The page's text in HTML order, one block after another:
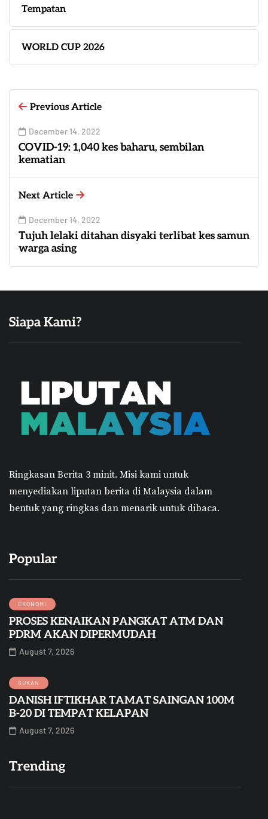
Tempatan
WORLD CUP 2026
Previous Article
December 14, 2022
COVID-19: 1,040 kes baharu, sembilan
kematian
Next Article
December 14, 2022
Tujuh lelaki ditahan disyaki terlibat kes samun
warga asing
Siapa Kami?
Ringkasan Berita 3 minit. Misi kami untuk
menyediakan liputan berita di Malaysia dalam
bentuk yang ringkas dan menarik untuk dibaca.
Popular
EKONOMI
PROSES KENAIKAN PANGKAT ATM DAN
PDRM AKAN DIPERMUDAH
August 7, 2026
SUKAN
DANISH IFTIKHAR TAMAT SAINGAN 100M
B-20 DI TEMPAT KELAPAN
August 7, 2026
Trending